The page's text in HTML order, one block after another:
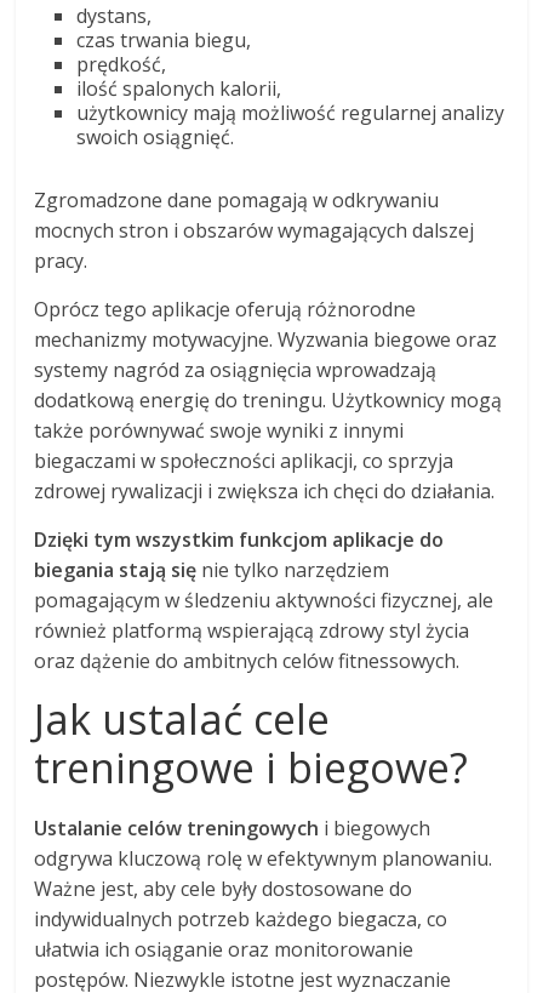
dystans,
czas trwania biegu,
prędkość,
ilość spalonych kalorii,
użytkownicy mają możliwość regularnej analizy
swoich osiągnięć.
Zgromadzone dane pomagają w odkrywaniu
mocnych stron i obszarów wymagających dalszej
pracy.
Oprócz tego aplikacje oferują różnorodne
mechanizmy motywacyjne. Wyzwania biegowe oraz
systemy nagród za osiągnięcia wprowadzają
dodatkową energię do treningu. Użytkownicy mogą
także porównywać swoje wyniki z innymi
biegaczami w społeczności aplikacji, co sprzyja
zdrowej rywalizacji i zwiększa ich chęci do działania.
Dzięki tym wszystkim funkcjom aplikacje do
biegania stają się nie tylko narzędziem
pomagającym w śledzeniu aktywności fizycznej, ale
również platformą wspierającą zdrowy styl życia
oraz dążenie do ambitnych celów fitnessowych.
Jak ustalać cele
treningowe i biegowe?
Ustalanie celów treningowych i biegowych
odgrywa kluczową rolę w efektywnym planowaniu.
Ważne jest, aby cele były dostosowane do
indywidualnych potrzeb każdego biegacza, co
ułatwia ich osiąganie oraz monitorowanie
postępów. Niezwykle istotne jest wyznaczanie